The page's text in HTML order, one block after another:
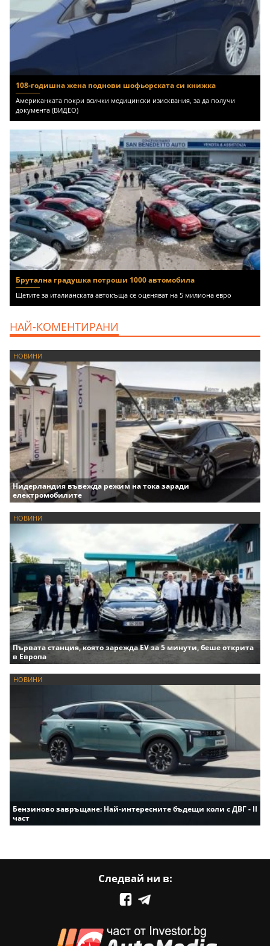
108-годишна жена поднови шофьорската си книжка
Американката покри всички медицински изисквания, за да получи
документа (ВИДЕО)
Брутална градушка потроши 1000 автомобила
Щетите за италианската автокъща се оценяват на 5 милиона евро
НАЙ-КОМЕНТИРАНИ
НОВИНИ
Нидерландия въвежда режим на тока заради
електромобилите
НОВИНИ
Първата станция, която зарежда EV за 5 минути, беше открита
в Европа
НОВИНИ
Бензиново завръщане: Най-интересните бъдещи коли с ДВГ - II
част
Следвай ни в: